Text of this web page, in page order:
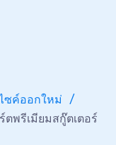
ซค์ออกใหม่
ตพรีเมียมสกู๊ตเตอร์